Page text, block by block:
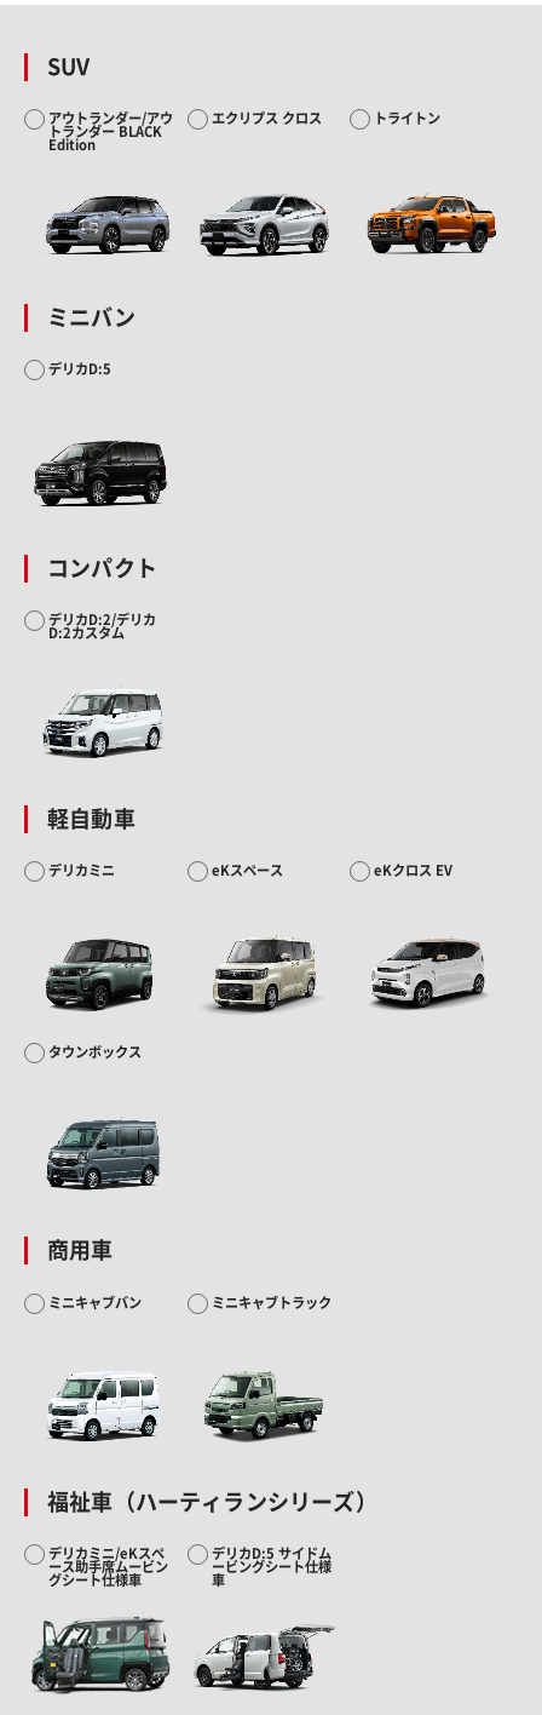
SUV
アウトランダー/アウ
トランダー BLACK
Edition
エクリプス クロス トライトン
ミニバン
デリカD:5
コンパクト
デリカD:2/デリカ
D:2カスタム
軽自動車
デリカミニ eKスペース eKクロス EV
タウンボックス
商用車
ミニキャブバン ミニキャブトラック
福祉車（ハーティランシリーズ）
デリカミニ/eKスペ
ース助手席ムービン
グシート仕様車
デリカD:5 サイドム
ービングシート仕様
車